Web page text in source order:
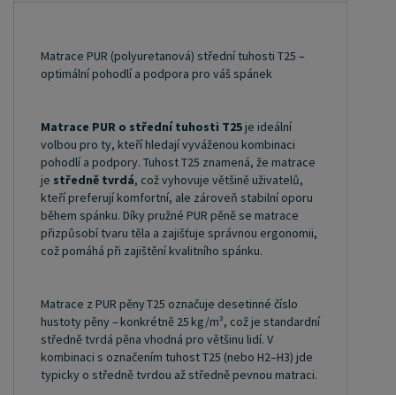
Matrace PUR (polyuretanová) střední tuhosti T25 –
optimální pohodlí a podpora pro váš spánek
Matrace PUR o střední tuhosti T25 je ideální
volbou pro ty, kteří hledají vyváženou kombinaci
pohodlí a podpory. Tuhost T25 znamená, že matrace
je středně tvrdá, což vyhovuje většině uživatelů,
kteří preferují komfortní, ale zároveň stabilní oporu
během spánku. Díky pružné PUR pěně se matrace
přizpůsobí tvaru těla a zajišťuje správnou ergonomii,
což pomáhá při zajištění kvalitního spánku.
Matrace z PUR pěny T25 označuje desetinné číslo
hustoty pěny – konkrétně 25 kg/m³, což je standardní
středně tvrdá pěna vhodná pro většinu lidí. V
kombinaci s označením tuhost T25 (nebo H2–H3) jde
typicky o středně tvrdou až středně pevnou matraci.